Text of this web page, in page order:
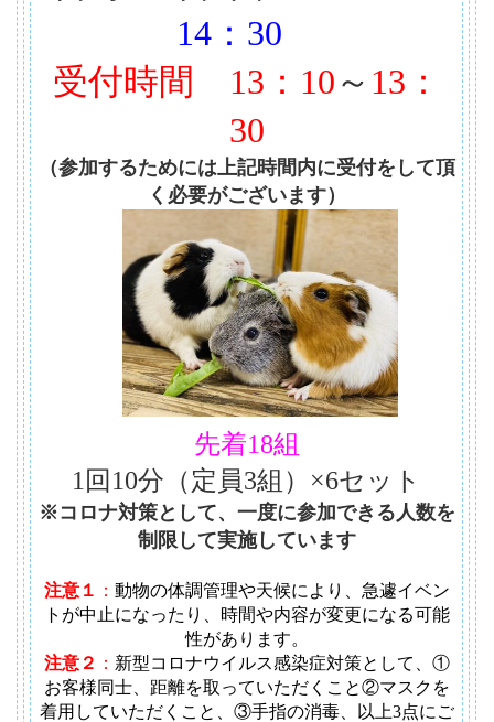
14：30
受付時間
13：10～ 13：
30
（参加するためには上記時間内に受付をして頂
く必要がございます）
先着18組
1回10分（定員3組）×6セット
※コロナ対策として、一度に参加できる人数を
制限して実施しています
注意１ ： 動物の体調管理や天候により、急遽イベン
トが中止になったり、時間や内容が変更になる可能
性があります。
注意２ ： 新型コロナウイルス感染症対策として、①
お客様同士、距離を取っていただくこと②マスクを
着用していただくこと、③手指の消毒、以上3点にご